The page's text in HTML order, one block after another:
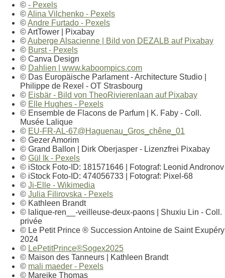
© - Pexels
©Alina Vilchenko - Pexels
©Andre Furtado - Pexels
© ArtTower | Pixabay
©Auberge Alsacienne | Bild von DEZALB auf Pixabay
© Burst - Pexels
© Canva Design
© Dahlien | www.kaboompics.com
© Das Europäische Parlament - Architecture Studio |
Philippe de Rexel - OT Strasbourg
© Eisbär - Bild von TheoRivierenlaan auf Pixabay
© Elle Hughes - Pexels
© Ensemble de Flacons de Parfum | K. Faby - Coll.
Musée Lalique
© EU-FR-AL-67@Haguenau_Gros_chêne_01
© Gezer Amorim
© Grand Ballon | Dirk Oberjasper - Lizenzfrei Pixabay
© Gül Ik - Pexels
© iStock Foto-ID: 181571646 | Fotograf: Leonid Andronov
© iStock Foto-ID: 474056733 | Fotograf: Pixel-68
© Ji-Elle - Wikimedia
© Julia Filirovska - Pexels
© Kathleen Brandt
© lalique-ren__-veilleuse-deux-paons | Shuxiu Lin - Coll.
privée
© Le Petit Prince ® Succession Antoine de Saint Exupéry
2024
© LePetitPrince®Sogex2025
© Maison des Tanneurs | Kathleen Brandt
© mali maeder - Pexels
© Mareike Thomas